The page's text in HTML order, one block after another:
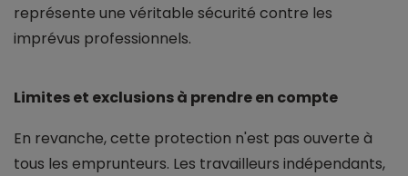
représente une véritable sécurité contre les
imprévus professionnels.
Limites et exclusions à prendre en compte
En revanche, cette protection n'est pas ouverte à
tous les emprunteurs. Les travailleurs indépendants,